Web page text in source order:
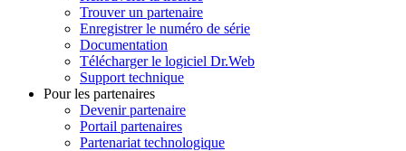
Trouver un partenaire
Enregistrer le numéro de série
Documentation
Télécharger le logiciel Dr.Web
Support technique
Pour les partenaires
Devenir partenaire
Portail partenaires
Partenariat technologique